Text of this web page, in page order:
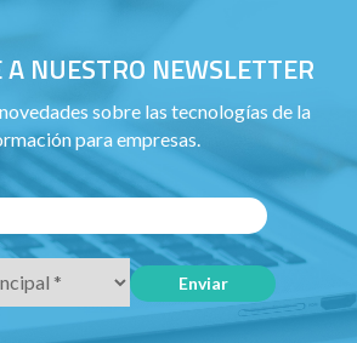
A NUESTRO NEWSLETTER
sobre las tecnologías de la
para empresas.